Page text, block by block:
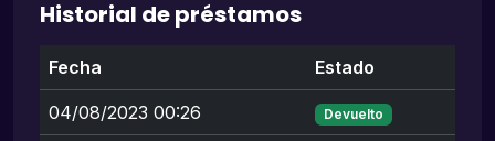
Historial de préstamos
Fecha Estado
04/08/2023 00:26 Devuelto